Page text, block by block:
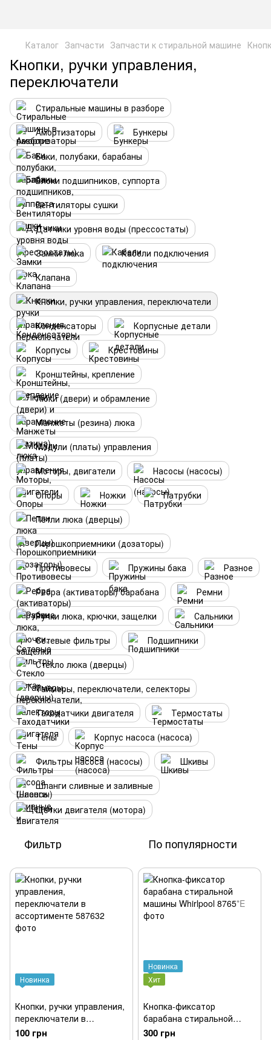
Каталог Запчасти Запчасти к стиральной машине
Кнопки, ручки управления,
переключатели
Стиральные машины в разборе
Амортизаторы
Бункеры
Баки, полубаки, барабаны
Блоки подшипников, суппорта
Вентиляторы сушки
Датчики уровня воды (прессостаты)
Замки люка
Кабели подключения
Клапана
Кнопки, ручки управления, переключатели
Конденсаторы
Корпусные детали
Корпусы
Крестовины
Кронштейны, крепление
Люки (двери) и обрамление
Манжеты (резина) люка
Модули (платы) управления
Моторы, двигатели
Насосы (насосы)
Опоры
Ножки
Патрубки
Петли люка (дверцы)
Порошкоприемники (дозаторы)
Противовесы
Пружины бака
Разное
Ребра (активаторы) барабана
Ремни
Ручки люка, крючки, защелки
Сальники
Сетевые фильтры
Подшипники
Стекло люка (дверцы)
Таймеры, переключатели, селекторы
Таходатчики двигателя
Термостаты
Тены
Корпус насоса (насоса)
Фильтры насоса (насосы)
Шкивы
Шланги сливные и заливные
Щетки двигателя (мотора)
Фильтр По популярности
Новинка
Кнопки, ручки управления,
переключатели в
ассортименте
100 грн
Новинка
Хит
Кнопка-фиксатор
барабана стиральной
машины Whirlpool
300 грн